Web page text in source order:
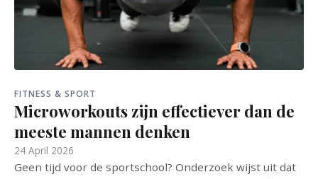
FITNESS & SPORT
Microworkouts zijn effectiever dan de
meeste mannen denken
24 April 2026
Geen tijd voor de sportschool? Onderzoek wijst uit dat